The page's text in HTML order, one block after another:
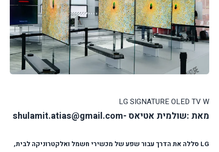
LG SIGNATURE OLED TV W
מאת :שולמית אטיאס -shulamit.atias@gmail.com
LG סללה את הדרך עבור שפע של מכשירי חשמל ואלקטרוניקה לבית,